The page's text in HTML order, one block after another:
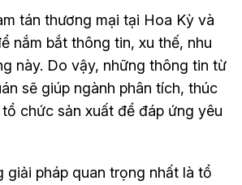
tán thương mại tại Hoa Kỳ và
nắm bắt thông tin, xu thế, nhu
này. Do vậy, những thông tin từ
sẽ giúp ngành phân tích, thúc
chức sản xuất để đáp ứng yêu
giải pháp quan trọng nhất là tổ